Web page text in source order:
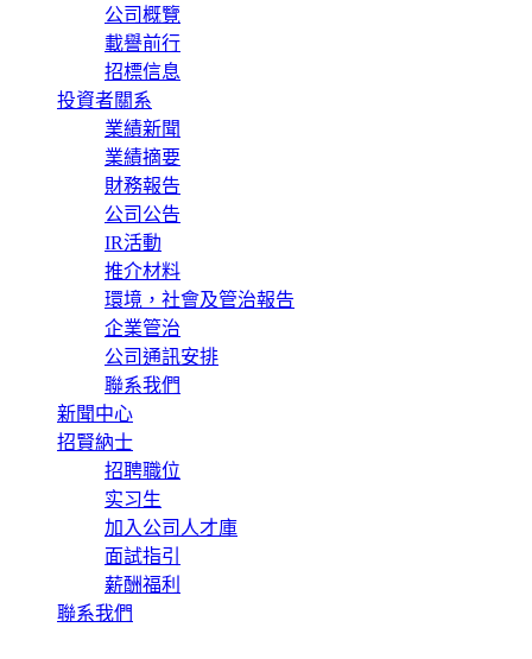
公司概覽
載譽前行
招標信息
投資者關系
業績新聞
業績摘要
財務報告
公司公告
IR活動
推介材料
環境，社會及管治報告
企業管治
公司通訊安排
聯系我們
新聞中心
招賢納士
招聘職位
实习生
加入公司人才庫
面試指引
薪酬福利
聯系我們